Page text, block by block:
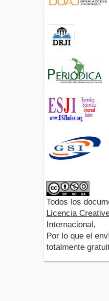
Todos los
Licencia
Internacional.
Por lo que el
totalmente